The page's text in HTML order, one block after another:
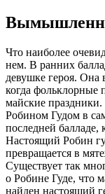
Что наиболее
нем. В ранних
девушке героя. Она
когда фольклорные
майские
Робином Гудом в
последней балладе,
Настоящий Робин
превращается в
Существует так
о Робине Гуде, что
найден настоящий